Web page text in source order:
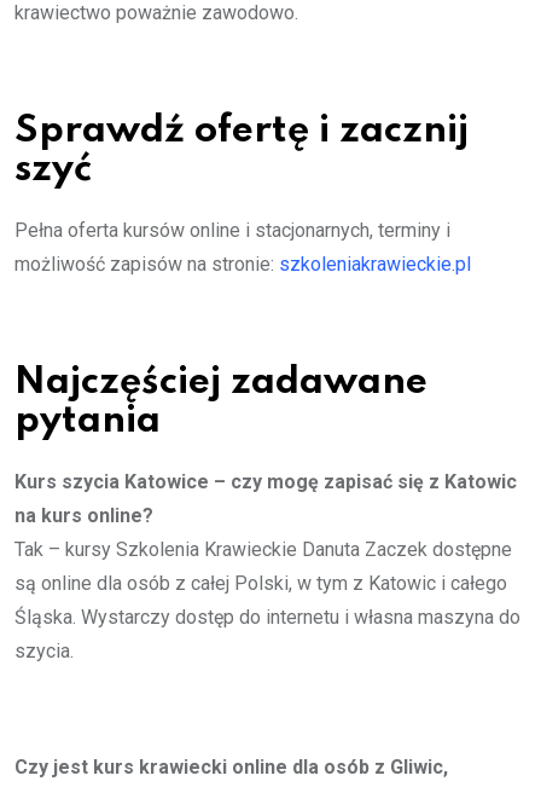
krawiectwo poważnie zawodowo.
Sprawdź ofertę i zacznij
szyć
Pełna oferta kursów online i stacjonarnych, terminy i
możliwość zapisów na stronie: szkoleniakrawieckie.pl
Najczęściej zadawane
pytania
Kurs szycia Katowice – czy mogę zapisać się z Katowic
na kurs online?
Tak – kursy Szkolenia Krawieckie Danuta Zaczek dostępne
są online dla osób z całej Polski, w tym z Katowic i całego
Śląska. Wystarczy dostęp do internetu i własna maszyna do
szycia.
Czy jest kurs krawiecki online dla osób z Gliwic,